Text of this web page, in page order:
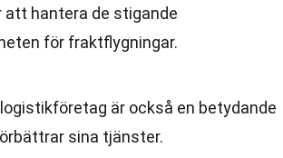
att hantera de stigande
för fraktflygningar.
är också en betydande
sina tjänster.